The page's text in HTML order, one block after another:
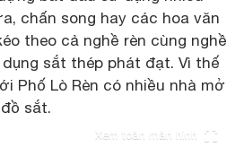
chấn song hay các hoa văn
theo cả nghề rèn cùng nghề
sắt thép phát đạt. Vì thế
Phố Lò Rèn có nhiều nhà mở
sắt.
Xem toàn màn hình